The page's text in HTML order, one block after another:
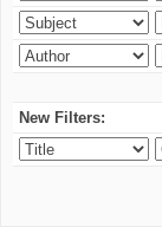
New Filters: